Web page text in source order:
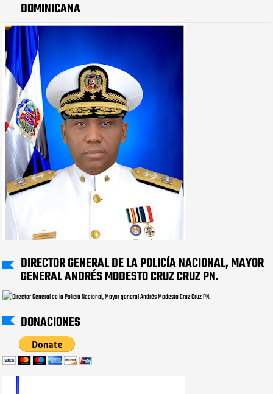
DOMINICANA
DIRECTOR GENERAL DE LA POLICÍA NACIONAL, MAYOR
GENERAL ANDRÉS MODESTO CRUZ CRUZ PN.
DONACIONES